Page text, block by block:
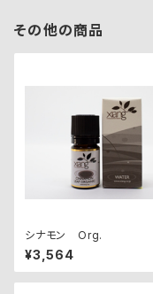
その他の商品
シナモン Org.
¥3,564